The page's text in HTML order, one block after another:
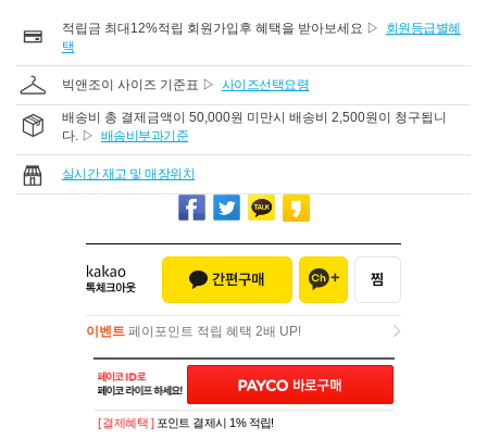
적립금 최대12%적립 회원가입후 혜택을 받아보세요 ▷
회원등급별혜
택
빅앤조이 사이즈 기준표 ▷ 사이즈선택요령
배송비 총 결제금액이 50,000원 미만시 배송비 2,500원이 청구됩니
다. ▷ 배송비부과기준
실시간 재고 및 매장위치
이벤트 페이포인트 적립 혜택 2배 UP!
이벤트페이포인트 적립 혜택 2배 UP!
[ 결제혜택 ] 포인트 결제시 1% 적립!